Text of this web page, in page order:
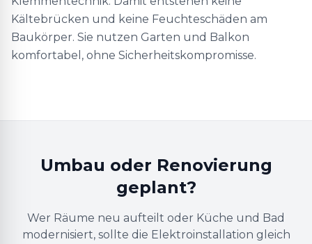
Kältebrücken und keine Feuchteschäden am
Baukörper. Sie nutzen Garten und Balkon
komfortabel, ohne Sicherheitskompromisse.
Umbau oder Renovierung
geplant?
Wer Räume neu aufteilt oder Küche und Bad
modernisiert, sollte die Elektroinstallation gleich